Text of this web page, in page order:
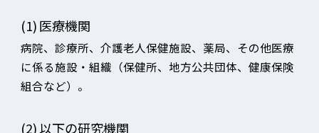
(1)医療機関
病院、診療所、介護老人保健施設、薬局、その他医療
に係る施設・組織（保健所、地方公共団体、健康保険
組合など）。
(2)以下の研究機関